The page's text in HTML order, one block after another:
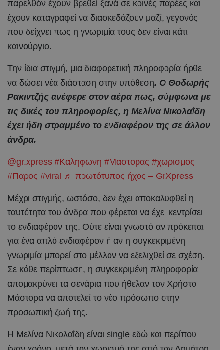
παρελθόν έχουν βρεθεί ξανά σε κοινές παρέες και
έχουν καταγραφεί να διασκεδάζουν μαζί, γεγονός
που δείχνει πως η γνωριμία τους δεν είναι κάτι
καινούργιο.
Την ίδια στιγμή, μια διαφορετική πληροφορία ήρθε
να δώσει νέα διάσταση στην υπόθεση. Ο Θοδωρής
Ρακιντζής ανέφερε στον αέρα πως, σύμφωνα με
τις δικές του πληροφορίες, η Μελίνα Νικολαΐδη
έχει ήδη στραμμένο το ενδιαφέρον της σε άλλον
άνδρα.
@gr.xpress #Καληφωνη #Μαστορας #χωρισμος
#Παρος #viral ♬ πρωτότυπος ήχος – GrXpress
Μέχρι στιγμής, ωστόσο, δεν έχει αποκαλυφθεί η
ταυτότητα του άνδρα που φέρεται να έχει κεντρίσει
το ενδιαφέρον της. Ούτε είναι γνωστό αν πρόκειται
για ένα απλό ενδιαφέρον ή αν η συγκεκριμένη
γνωριμία μπορεί στο μέλλον να εξελιχθεί σε σχέση.
Σε κάθε περίπτωση, η συγκεκριμένη πληροφορία
απομακρύνει τα σενάρια που ήθελαν τον Χρήστο
Μάστορα να αποτελεί το νέο πρόσωπο στην
προσωπική ζωή της.
Η Μελίνα Νικολαΐδη είναι single εδώ και περίπου